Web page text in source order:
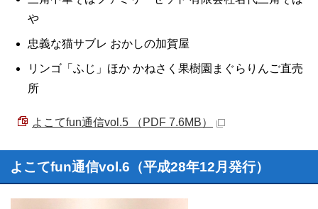
や
忠義な猫サブレ おかしの加賀屋
リンゴ「ふじ」ほか かねさく果樹園まぐらりんご直売
所
よこてfun通信vol.5 （PDF 7.6MB）
よこてfun通信vol.6（平成28年12月発行）